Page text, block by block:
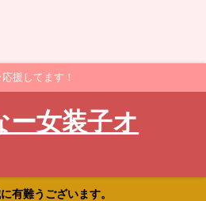
援してます！
ー女装子オ
有難うございます。